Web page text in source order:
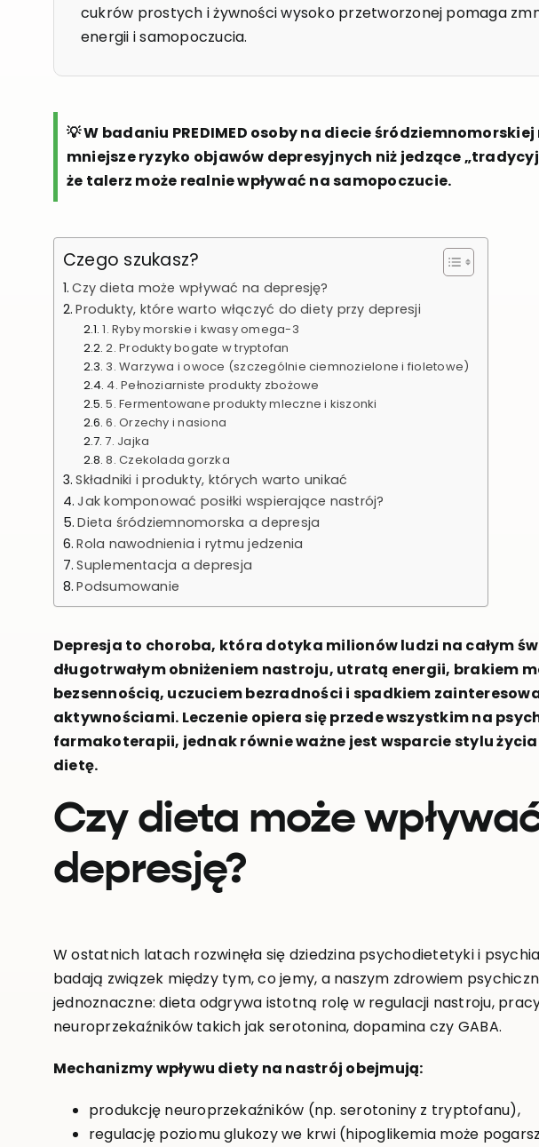
cukrów prostych i żywności wysoko przetworzonej pomaga
energii i samopoczucia.
💡 W badaniu PREDIMED osoby na diecie śródziemnomorskiej
mniejsze ryzyko objawów depresyjnych niż jedzące
że talerz może realnie wpływać na samopoczucie.
Czego szukasz?
Czy dieta może wpływać na depresję?
Produkty, które warto włączyć do diety przy depresji
1. Ryby morskie i kwasy omega-3
2. Produkty bogate w tryptofan
3. Warzywa i owoce (szczególnie ciemnozielone i fioletowe)
4. Pełnoziarniste produkty zbożowe
5. Fermentowane produkty mleczne i kiszonki
6. Orzechy i nasiona
7. Jajka
8. Czekolada gorzka
Składniki i produkty, których warto unikać
Jak komponować posiłki wspierające nastrój?
Dieta śródziemnomorska a depresja
Rola nawodnienia i rytmu jedzenia
Suplementacja a depresja
Podsumowanie
Depresja to choroba, która dotyka milionów ludzi na całym
długotrwałym obniżeniem nastroju, utratą energii, brakiem
bezsennością, uczuciem bezradności i spadkiem
aktywnościami. Leczenie opiera się przede wszystkim na
farmakoterapii, jednak równie ważne jest wsparcie stylu życia
dietę.
Czy dieta może
depresję?
W ostatnich latach rozwinęła się dziedzina psychodietetyki i
badają związek między tym, co jemy, a naszym zdrowiem
jednoznaczne: dieta odgrywa istotną rolę w regulacji nastroju,
neuroprzekaźników takich jak serotonina, dopamina czy GABA.
Mechanizmy wpływu diety na nastrój obejmują:
produkcję neuroprzekaźników (np. serotoniny z tryptofanu),
regulację poziomu glukozy we krwi (hipoglikemia może